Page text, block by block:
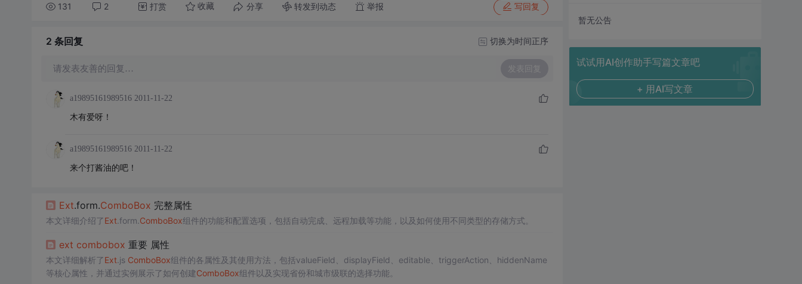
131 2 打赏 收藏 分享 转发到动态 举报 写回复
2 条回复 切换为时间正序
请发表友善的回复… 发表回复
a19895161989516 2011-11-22
木有爱呀！
a19895161989516 2011-11-22
来个打酱油的吧！
Ext.form.ComboBox 完整属性
本文详细介绍了Ext.form. ComboBox组件的功能和配置选项，包括自动完成、远程加载等功能，以及如何使用不同类型的存储方式。
ext combobox 重要 属性
本文详细解析了Ext.js ComboBox组件的各属性及其使用方法，包括valueField、displayField、editable、triggerAction、hiddenName
等核心属性，并通过实例展示了如何创建ComboBox组件以及实现省份和城市级联的选择功能。
暂无公告
试试用AI创作助手写篇文章吧
+ 用AI写文章